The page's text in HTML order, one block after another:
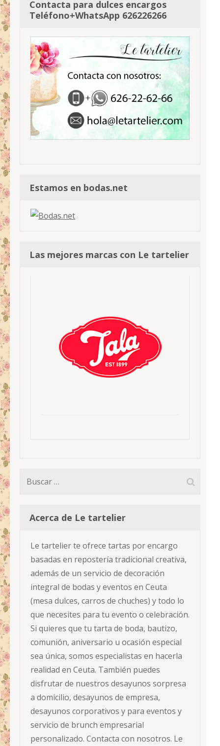
Contacta para dulces encargos
Teléfono+WhatsApp 626226266
Estamos en bodas.net
Las mejores marcas con Le tartelier
Buscar:
Acerca de Le tartelier
Le tartelier te ofrece tartas por encargo
basadas en repostería tradicional creativa,
además de un servicio de decoración
integral de bodas y eventos en Ceuta
(mesa dulces, carros de chuches) y todo lo
que necesites para tu evento o celebración.
Si quieres que tu tarta de boda, bautizo,
comunión, aniversario u ocasión especial
sea única, somos especialistas en hacerla
realidad en Ceuta. También puedes
disfrutar de nuestros desayunos sorpresa
a domicilio, desayunos de empresa,
desayunos corporativos y para eventos y
servicio de brunch empresarial
personalizado. Contacta con nosotros. Le